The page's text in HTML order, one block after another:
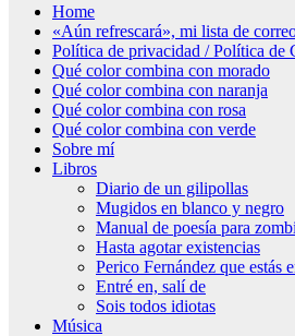
Home
«Aún refrescará», mi lista de
Política de privacidad / Política de
Qué color combina con morado
Qué color combina con naranja
Qué color combina con rosa
Qué color combina con verde
Sobre mí
Libros
Diario de un gilipollas
Mugidos en blanco y negro
Manual de poesía para
Hasta agotar existencias
Perico Fernández que estás
Entré en, salí de
Sois todos idiotas
Música